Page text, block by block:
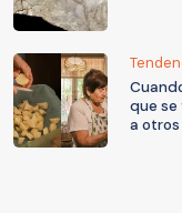
que se
a